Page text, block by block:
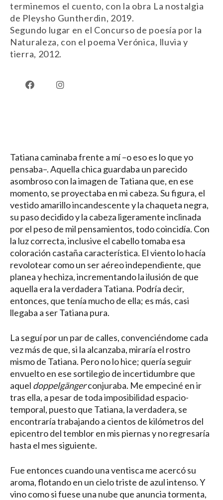
terminemos el cuento, con la obra La nostalgia
de Pleysho Guntherdin, 2019.
Segundo lugar en el Concurso de poesía por la
Naturaleza, con el poema Verónica, lluvia y
tierra, 2012.
Tatiana caminaba frente a mí –o eso es lo que yo
pensaba–. Aquella chica guardaba un parecido
asombroso con la imagen de Tatiana que, en ese
momento, se proyectaba en mi cabeza. Su figura, el
vestido amarillo incandescente y la chaqueta negra,
su paso decidido y la cabeza ligeramente inclinada
por el peso de mil pensamientos, todo coincidía. Con
la luz correcta, inclusive el cabello tomaba esa
coloración castaña característica. El viento lo hacía
revolotear como un ser aéreo independiente, que
planea y hechiza, incrementando la ilusión de que
aquella era la verdadera Tatiana. Podría decir,
entonces, que tenía mucho de ella; es más, casi
llegaba a ser Tatiana pura.
La seguí por un par de calles, convenciéndome cada
vez más de que, si la alcanzaba, miraría el rostro
mismo de Tatiana. Pero no lo hice; quería seguir
envuelto en ese sortilegio de incertidumbre que
aquel doppelgängerconjuraba. Me empeciné en ir
tras ella, a pesar de toda imposibilidad espacio-
temporal, puesto que Tatiana, la verdadera, se
encontraría trabajando a cientos de kilómetros del
epicentro del temblor en mis piernas y no regresaría
hasta el mes siguiente.
Fue entonces cuando una ventisca me acercó su
aroma, flotando en un cielo triste de azul intenso. Y
vino como si fuese una nube que anuncia tormenta,